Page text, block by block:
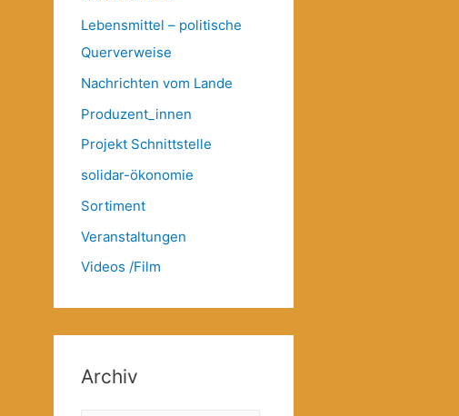
Lebensmittel – politische
Querverweise
Nachrichten vom Lande
Produzent_innen
Projekt Schnittstelle
solidar-ökonomie
Sortiment
Veranstaltungen
Videos /Film
Archiv